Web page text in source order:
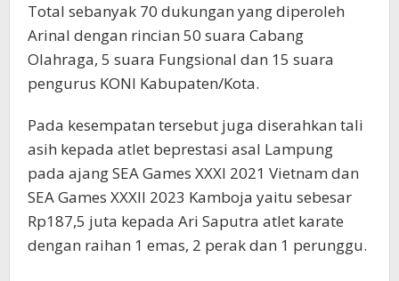
Total sebanyak 70 dukungan yang diperoleh
Arinal dengan rincian 50 suara Cabang
Olahraga, 5 suara Fungsional dan 15 suara
pengurus KONI Kabupaten/Kota.
Pada kesempatan tersebut juga diserahkan tali
asih kepada atlet beprestasi asal Lampung
pada ajang SEA Games XXXI 2021 Vietnam dan
SEA Games XXXII 2023 Kamboja yaitu sebesar
Rp187,5 juta kepada Ari Saputra atlet karate
dengan raihan 1 emas, 2 perak dan 1 perunggu.